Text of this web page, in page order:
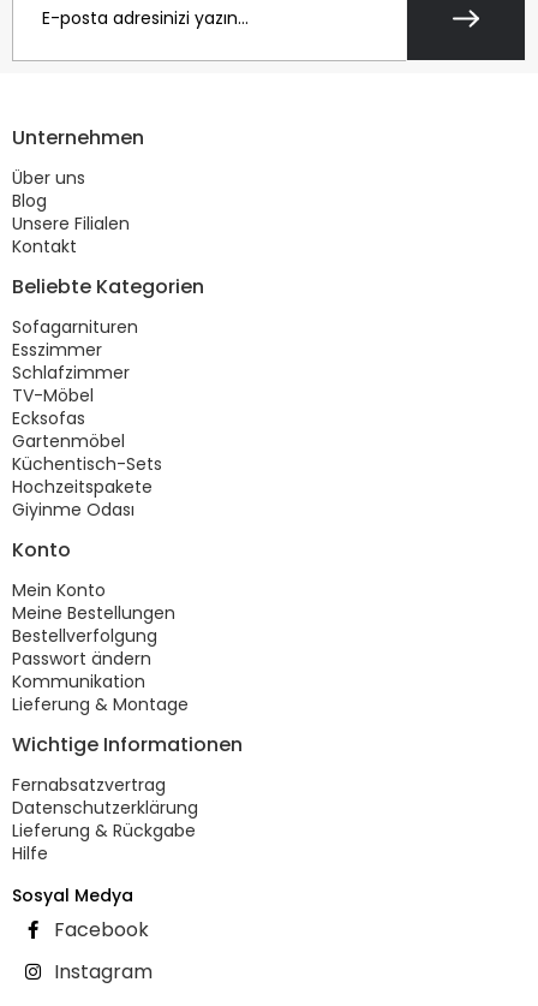
Unternehmen
Über uns
Blog
Unsere Filialen
Kontakt
Beliebte Kategorien
Sofagarnituren
Esszimmer
Schlafzimmer
TV-Möbel
Ecksofas
Gartenmöbel
Küchentisch-Sets
Hochzeitspakete
Giyinme Odası
Konto
Mein Konto
Meine Bestellungen
Bestellverfolgung
Passwort ändern
Kommunikation
Lieferung & Montage
Wichtige Informationen
Fernabsatzvertrag
Datenschutzerklärung
Lieferung & Rückgabe
Hilfe
Sosyal Medya
Facebook
Instagram